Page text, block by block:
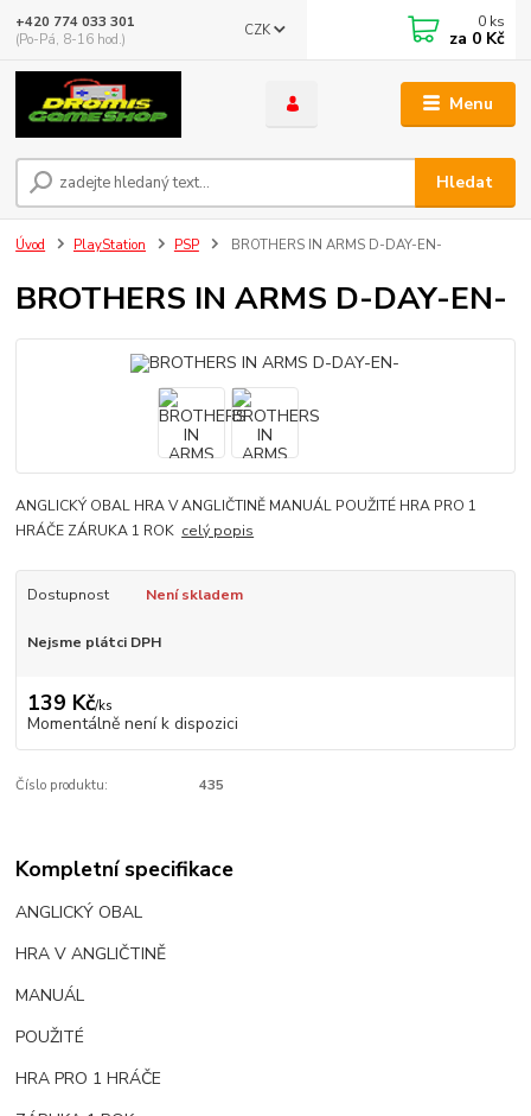
Menu
CZK
Hledat
+420 774 033 301
(Po-Pá, 8-16 hod.)
0 ks
za 0 Kč
Úvod PlayStation PSP BROTHERS IN ARMS D-DAY-EN-
BROTHERS IN ARMS D-DAY-EN-
ANGLICKÝ OBAL HRA V ANGLIČTINĚ MANUÁL POUŽITÉ HRA PRO 1
HRÁČE ZÁRUKA 1 ROK celý popis
Dostupnost Není skladem
Nejsme plátci DPH
139 Kč/ks
Momentálně není k dispozici
Číslo produktu: 435
Kompletní specifikace
ANGLICKÝ OBAL
HRA V ANGLIČTINĚ
MANUÁL
POUŽITÉ
HRA PRO 1 HRÁČE